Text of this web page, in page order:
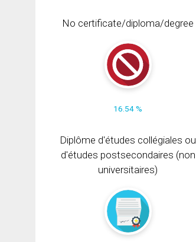
No certificate/diploma/degree
16.54 %
Diplôme d'études collégiales ou
d'études postsecondaires (non
universitaires)